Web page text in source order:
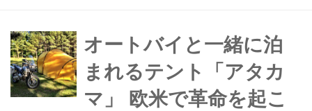
オートバイと一緒に泊
まれるテント「アタカ
マ」 欧米で革命を起こ